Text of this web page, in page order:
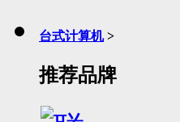
台式计算机 >
推荐品牌